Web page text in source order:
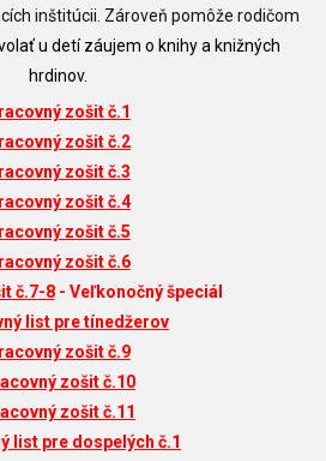
inštitúcii. Zároveň pomôže rodičom
u detí záujem o knihy a knižných
hrdinov.
zošit č.1
zošit č.2
zošit č.3
zošit č.4
zošit č.5
zošit č.6
č.7-8- Veľkonočný špeciál
list pre tínedžerov
zošit č.9
zošit č.10
zošit č.11
list pre dospelých č.1